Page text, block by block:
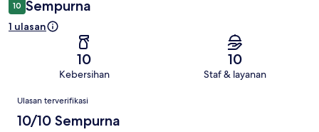
10 Sempurna
1 ulasan
10
Kebersihan
10
Staf & layanan
Ulasan
Ulasan terverifikasi
10/10 Sempurna